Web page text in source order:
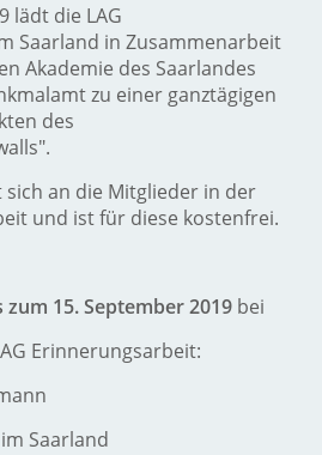
lädt die LAG
Saarland in Zusammenarbeit
Akademie des Saarlandes
zu einer ganztägigen
des
an die Mitglieder in der
und ist für diese kostenfrei.
zum 15. September 2019 bei
Erinnerungsarbeit:
Saarland